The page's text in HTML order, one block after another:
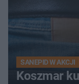
SANEPID W AKCJI
Koszmar